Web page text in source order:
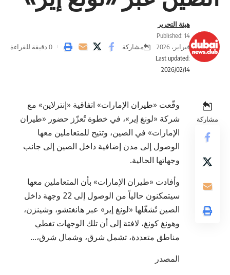
Last updated:
2026/02/14
هيئة التحرير
Published: 14
فبراير، 2026
مشاركة 0 دقيقة للقراءة
مشاركة
وقّعت «طيران الإمارات» اتفاقية «إنترلاين» مع
شركة «لونغ إير»، في خطوة تُعزّز حضور «طيران
الإمارات» في الصين، وتتيح للمتعاملين معها
الوصول إلى مدن إضافية داخل الصين إلى جانب
وجهاتها الحالية.
وأفادت «طيران الإمارات» بأن المتعاملين معها
سيتمكنون حالياً من الوصول إلى 22 وجهة داخل
الصين تُشغّلها «لونغ إير» عبر هانغتشو، وشينزن،
وهونغ كونغ، لافتة إلى أن تلك الوجهات تغطي
مناطق متعددة، تشمل شرق، وشمال شرق،…
المصدر